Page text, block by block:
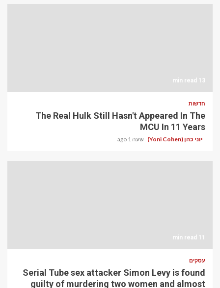
13 min read
חדשות
The Real Hulk Still Hasn't Appeared In The
MCU In 11 Years
יוני כהן (Yoni Cohen) שעה 1 ago
11 min read
עסקים
Serial Tube sex attacker Simon Levy is found
guilty of murdering two women and almost